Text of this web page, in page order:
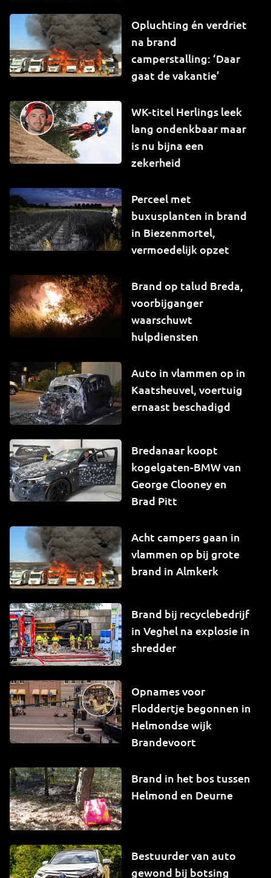
Opluchting én verdriet
na brand
camperstalling: ‘Daar
gaat de vakantie’
WK-titel Herlings leek
lang ondenkbaar maar
is nu bijna een
zekerheid
Perceel met
buxusplanten in brand
in Biezenmortel,
vermoedelijk opzet
Brand op talud Breda,
voorbijganger
waarschuwt
hulpdiensten
Auto in vlammen op in
Kaatsheuvel, voertuig
ernaast beschadigd
Bredanaar koopt
kogelgaten-BMW van
George Clooney en
Brad Pitt
Acht campers gaan in
vlammen op bij grote
brand in Almkerk
Brand bij recyclebedrijf
in Veghel na explosie in
shredder
Opnames voor
Floddertje begonnen in
Helmondse wijk
Brandevoort
Brand in het bos tussen
Helmond en Deurne
Bestuurder van auto
gewond bij botsing